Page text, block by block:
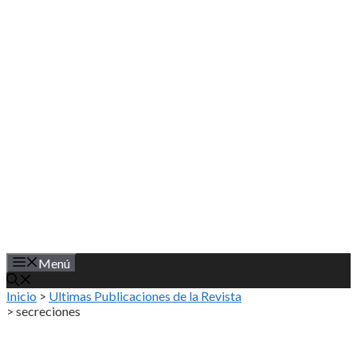
Menú
Inicio > Ultimas Publicaciones de la Revista
> secreciones